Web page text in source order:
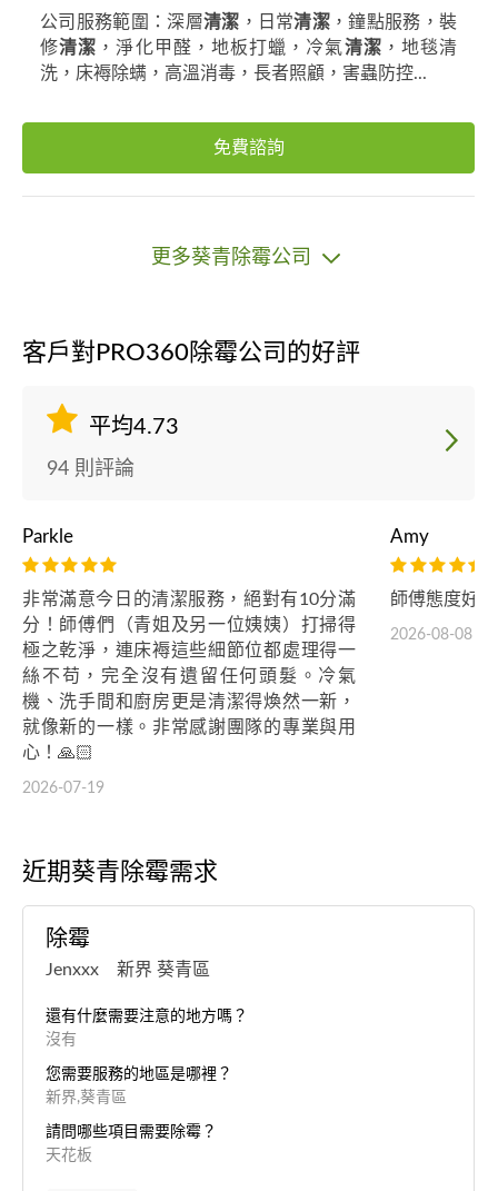
公司服務範圍：深層清潔 ，日常清潔 ，鐘點服務，裝
修清潔 ，淨化甲醛，地板打蠟，冷氣清潔 ，地毯清
洗，床褥除螨，高溫消毒，長者照顧，害蟲防控...
免費諮詢
更多葵青除霉公司
客戶對PRO360除霉公司的好評
平均4.73
94 則評論
Parkle
非常滿意今日的清潔服務，絕對有10分滿
分！師傅們（青姐及另一位姨姨）打掃得
極之乾淨，連床褥這些細節位都處理得一
絲不苟，完全沒有遺留任何頭髮。冷氣
機、洗手間和廚房更是清潔得煥然一新，
就像新的一樣。非常感謝團隊的專業與用
心！🙏🏻
2026-07-19
Amy
師傅態度好
2026-08-08
近期葵青除霉需求
除霉
Jenxxx 新界 葵青區
還有什麼需要注意的地方嗎？
沒有
您需要服務的地區是哪裡？
新界,葵青區
請問哪些項目需要除霉？
天花板